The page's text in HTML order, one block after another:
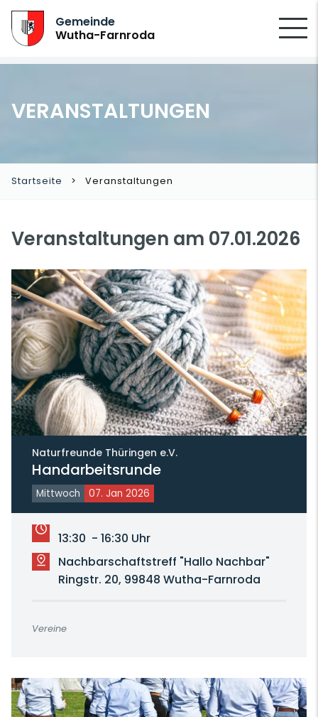
Gemeinde
Wutha-Farnroda
VERANSTALTUNGEN
Startseite Veranstaltungen
Veranstaltungen am 07.01.2026
Naturfreunde Thüringen e.V.
Handarbeitsrunde
Mittwoch 07. Jan 2026
13:30 - 16:30 Uhr
Nachbarschaftstreff "Hallo Nachbar"
Ringstr. 20, 99848 Wutha-Farnroda
Vereine